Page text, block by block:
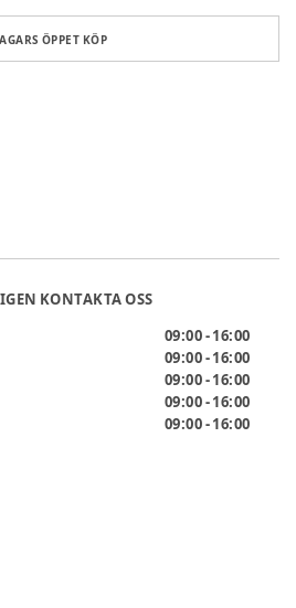
ÖPPET KÖP
KONTAKTA OSS
09:00 - 16:00
09:00 - 16:00
09:00 - 16:00
09:00 - 16:00
09:00 - 16:00